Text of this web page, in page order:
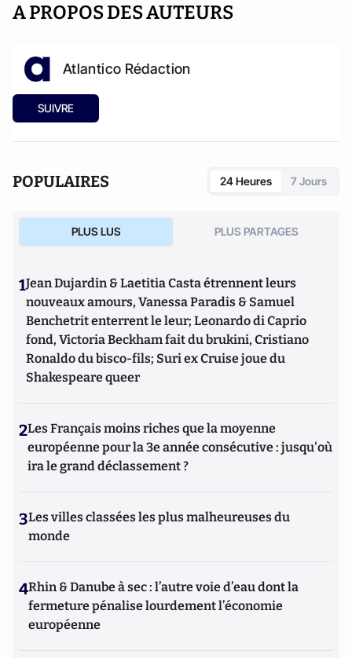
A PROPOS DES AUTEURS
Atlantico Rédaction
SUIVRE
POPULAIRES 24 Heures 7 Jours
PLUS LUS PLUS PARTAGES
1Jean Dujardin & Laetitia Casta étrennent leurs
nouveaux amours, Vanessa Paradis & Samuel
Benchetrit enterrent le leur; Leonardo di Caprio
fond, Victoria Beckham fait du brukini, Cristiano
Ronaldo du bisco-fils; Suri ex Cruise joue du
Shakespeare queer
2Les Français moins riches que la moyenne
européenne pour la 3e année consécutive : jusqu'où
ira le grand déclassement ?
3Les villes classées les plus malheureuses du
monde
4Rhin & Danube à sec : l’autre voie d’eau dont la
fermeture pénalise lourdement l’économie
européenne